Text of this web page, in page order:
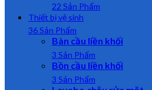
22 Sản Phẩm
Thiết bị vệ sinh
36 Sản Phẩm
Bàn cầu liền khối
3 Sản Phẩm
Bồn cầu liền khối
3 Sản Phẩm